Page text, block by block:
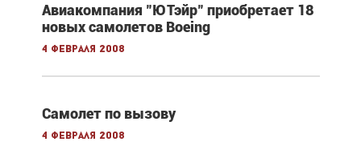
Авиакомпания "ЮТэйр" приобретает 18
новых самолетов Boeing
4 февраля 2008
Самолет по вызову
4 февраля 2008